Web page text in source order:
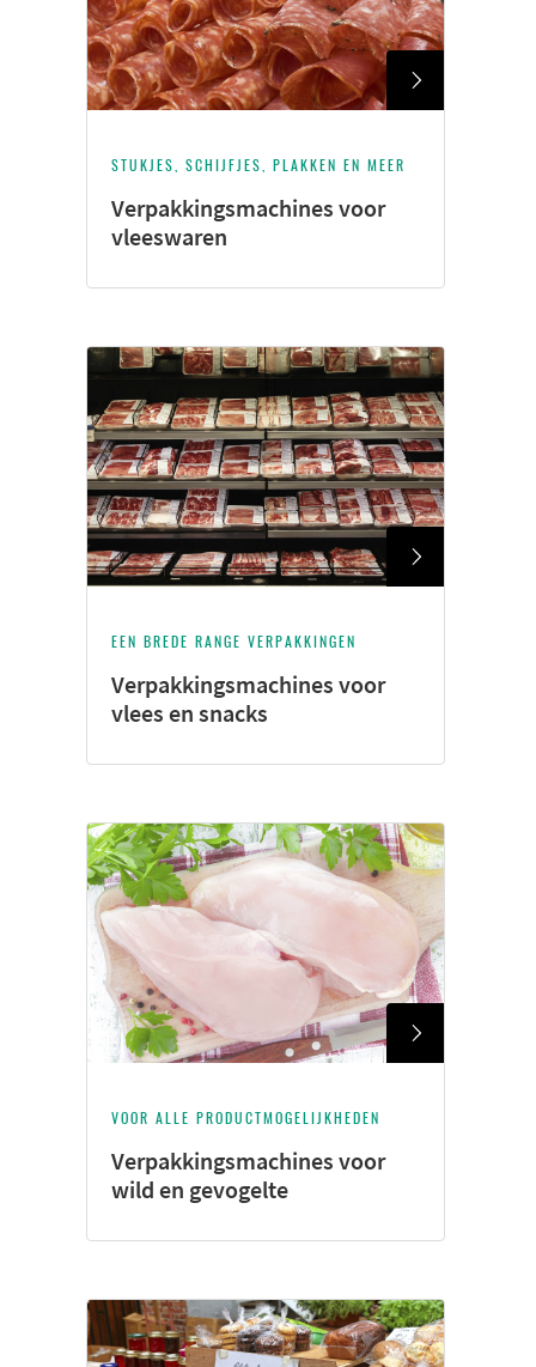
STUKJES, SCHIJFJES, PLAKKEN EN MEER
Verpakkingsmachines voor
vleeswaren
EEN BREDE RANGE VERPAKKINGEN
Verpakkingsmachines voor
vlees en snacks
VOOR ALLE PRODUCTMOGELIJKHEDEN
Verpakkingsmachines voor
wild en gevogelte